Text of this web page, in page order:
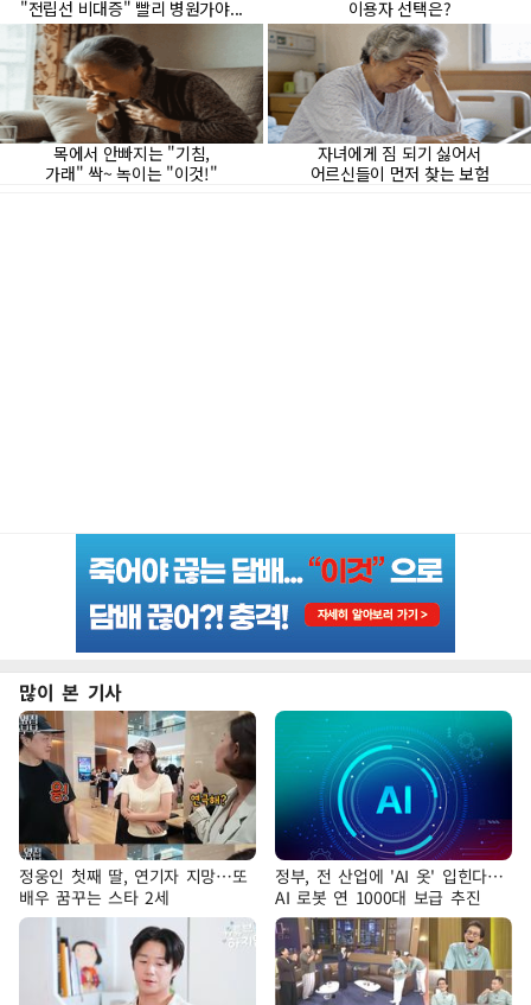
많이 본 기사
정웅인 첫째 딸, 연기자 지망…또
배우 꿈꾸는 스타 2세
정부, 전 산업에 'AI 옷' 입힌다…
AI 로봇 연 1000대 보급 추진